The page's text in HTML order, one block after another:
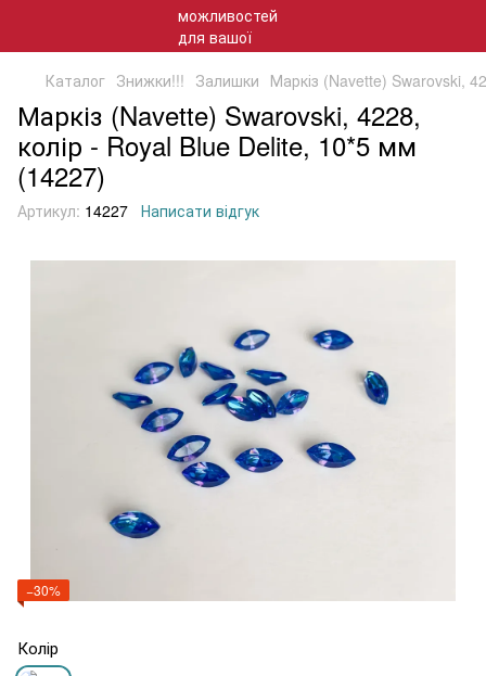
Каталог Знижки!!! Залишки Маркіз (Navette) Swarovski,
Маркіз (Navette) Swarovski, 4228,
колір - Royal Blue Delite, 10*5 мм
(14227)
Артикул: 14227 Написати відгук
−30%
Колір